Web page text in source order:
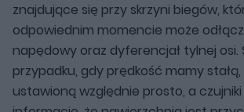
znajdujące się przy skrzyni biegów,
odpowiednim momencie może
napędowy oraz dyferencjał tylnej osi.
przypadku, gdy prędkość mamy
ustawioną względnie prosto, a